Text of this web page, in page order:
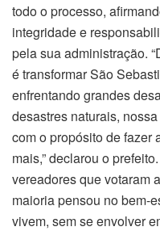
todo o processo,
integridade e
pela sua administração.
é transformar São
enfrentando grandes
desastres naturais,
com o propósito de fazer
mais,” declarou o
vereadores que votaram
maioria pensou no bem-
vivem, sem se envolver